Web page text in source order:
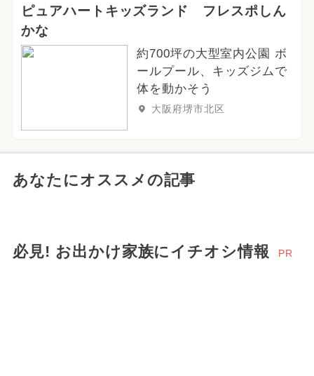
ピュアハートキッズランド フレスポしん
かな
約700坪の大型室内公園 ボ
ールプール、キッズジムで
体を動かそう
大阪府堺市北区
あなたにオススメの記事
必見! お出かけ家族にイチオシ情報 PR